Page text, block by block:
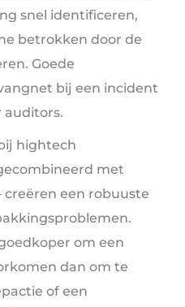
snel identificeren,
betrokken door de
Goede
bij een incident
auditors.
hightech
met
een robuuste
om een
dan om te
of een